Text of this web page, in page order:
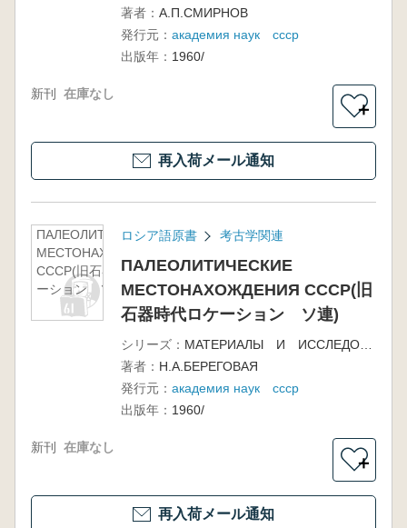
著者： А.П.СМИРНОВ
発行元： академия наук ссср
出版年： 1960/
新刊 在庫なし
＋
再入荷メール通知
ПАЛЕОЛИТИЧЕСКИЕ
МЕСТОНАХОЖДЕНИЯ
СССР(旧石器時代ロケ
ーション ソ連)
ロシア語原書 考古学関連
ПАЛЕОЛИТИЧЕСКИЕ
МЕСТОНАХОЖДЕНИЯ СССР(旧
石器時代ロケーション ソ連)
シリーズ：
МАТЕРИАЛЫ И ИССЛЕДОВАНИЯ ПО АРХЕОЛОГИИ СССР 81
著者： Н.А.БЕРЕГОВАЯ
発行元： академия наук ссср
出版年： 1960/
新刊 在庫なし
＋
再入荷メール通知